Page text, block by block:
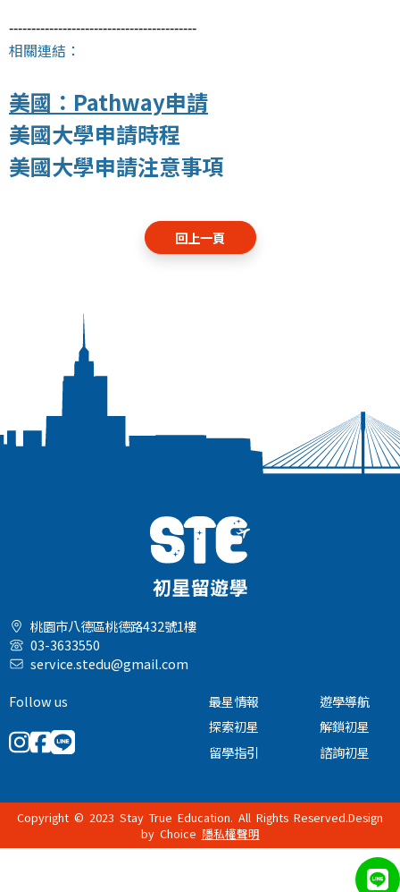
------------------------------------------
相關連結：
美國：Pathway申請
美國大學申請時程
美國大學申請注意事項
回上一頁
桃園市八德區桃德路432號1樓
03-3633550
service.stedu@gmail.com
Follow us
最星情報
探索初星
留學指引
遊學導航
解鎖初星
諮詢初星
Copyright © 2023 Stay True Education. All Rights Reserved.Design
by Choice 隱私權聲明